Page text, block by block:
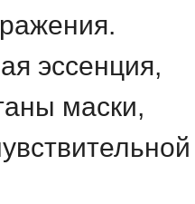
эссенция,
маски,